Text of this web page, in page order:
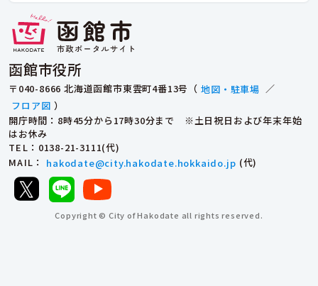
函館市役所
〒040-8666 北海道函館市東雲町4番13号（ 地図・駐車場 ／
フロア図 ）
開庁時間：8時45分から17時30分まで ※土日祝日および年末年始
はお休み
TEL ：0138-21-3111(代)
MAIL ： hakodate@city.hakodate.hokkaido.jp (代)
Copyright © City of Hakodate all rights reserved.